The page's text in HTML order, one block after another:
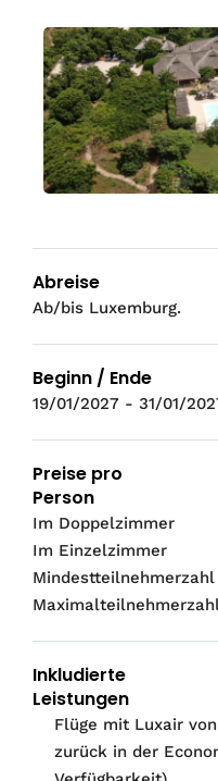
Abreise
Ab/bis Luxemburg.
Beginn / Ende
19/01/2027 - 31/01/
Preise pro
Person
Im Doppelzimmer
Im Einzelzimmer
Mindestteilnehmerzahl
Inkludierte
Leistungen
Flüge mit Luxair
zurück in der